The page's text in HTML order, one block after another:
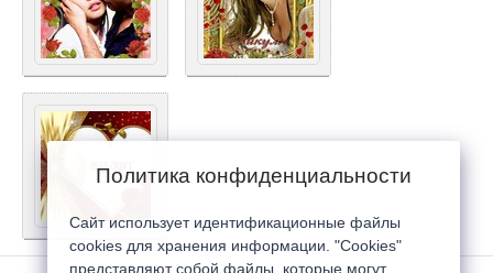
Политика конфиденциальности
Сайт использует идентификационные файлы
cookies для хранения информации. "Cookies"
представляют собой файлы, которые могут